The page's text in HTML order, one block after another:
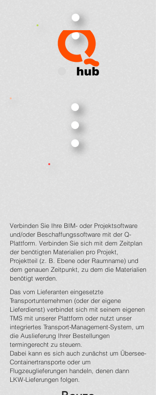
Verbinden Sie Ihre BIM- oder Projektsoftware
und/oder Beschaffungssoftware mit der Q-
Plattform. Verbinden Sie sich mit dem Zeitplan
der benötigten Materialien pro Projekt,
Projektteil (z. B. Ebene oder Raumname) und
dem genauen Zeitpunkt, zu dem die Materialien
benötigt werden.
Das vom Lieferanten eingesetzte
Transportunternehmen (oder der eigene
Lieferdienst) verbindet sich mit seinem eigenen
TMS mit unserer Plattform oder nutzt unser
integriertes Transport-Management-System, um
die Auslieferung Ihrer Bestellungen
termingerecht zu steuern.
Dabei kann es sich auch zunächst um Übersee-
Containertransporte oder um
Flugzeuglieferungen handeln, denen dann
LKW-Lieferungen folgen.